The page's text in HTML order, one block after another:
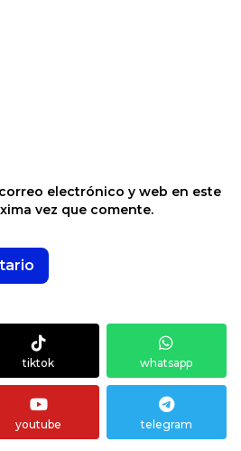
electrónico y web en este
vez que comente.
tiktok whatsapp
youtube telegram